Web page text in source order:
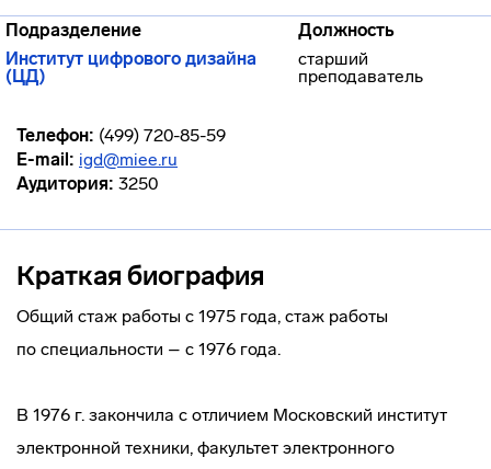
Подразделение
Должность
Институт цифрового дизайна
(ЦД)
старший
преподаватель
Телефон: (499) 720-85-59
E-mail: igd@miee.ru
Аудитория: 3250
Краткая биография
Общий стаж работы с 1975 года, стаж работы
по специальности – с 1976 года.
В 1976 г. закончила с отличием Московский институт
электронной техники, факультет электронного